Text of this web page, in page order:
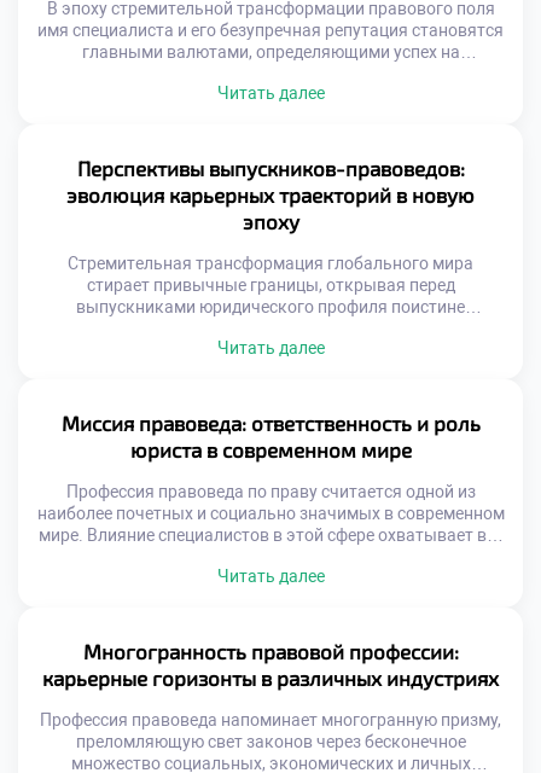
В эпоху стремительной трансформации правового поля
имя специалиста и его безупречная репутация становятся
главными валютами, определяющими успех на
просто ускоряют карьерный лифт, но и формируют
московском техникуме закладывает первые кирпичики
этого имиджа, приучая будущих экспертов […]
Читать далее
Перспективы выпускников-правоведов:
эволюция карьерных траекторий в новую
эпоху
Стремительная трансформация глобального мира
стирает привычные границы, открывая перед
выпускниками юридического профиля поистине
маршрутам приходят неординарные векторы развития,
формирование ценностей будущего общества. Именно
поэтому качественное обучение в московском техникуме
становится тем самым надежным фундаментом, который
Читать далее
Миссия правоведа: ответственность и роль
юриста в современном мире
Профессия правоведа по праву считается одной из
наиболее почетных и социально значимых в современном
мире. Влияние специалистов в этой сфере охватывает все
глобальных государственных процессов. Именно поэтому
закладывает основы будущей ответственности и
профессионального долга. Юристы выступают главными
[…]
Читать далее
Многогранность правовой профессии:
карьерные горизонты в различных индустриях
Профессия правоведа напоминает многогранную призму,
преломляющую свет законов через бесконечное
множество социальных, экономических и личных